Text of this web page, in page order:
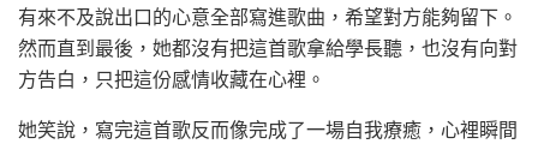
有來不及說出口的心意全部寫進歌曲，希望對方能夠留下。
然而直到最後，她都沒有把這首歌拿給學長聽，也沒有向對
方告白，只把這份感情收藏在心裡。
她笑說，寫完這首歌反而像完成了一場自我療癒，心裡瞬間